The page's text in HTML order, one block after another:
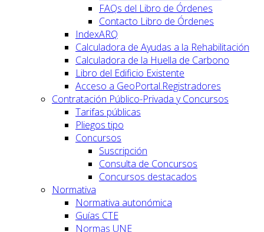
FAQs del Libro de Órdenes
Contacto Libro de Órdenes
IndexARQ
Calculadora de Ayudas a la Rehabilitación
Calculadora de la Huella de Carbono
Libro del Edificio Existente
Acceso a GeoPortal.Registradores
Contratación Público-Privada y Concursos
Tarifas públicas
Pliegos tipo
Concursos
Suscripción
Consulta de Concursos
Concursos destacados
Normativa
Normativa autonómica
Guías CTE
Normas UNE